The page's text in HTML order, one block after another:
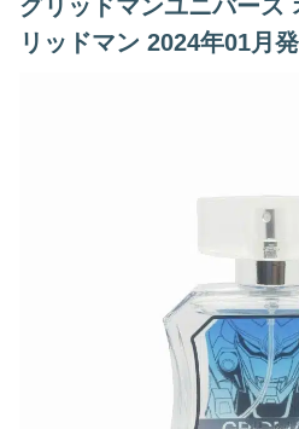
グリッドマンユニバース
リッドマン 2024年01月